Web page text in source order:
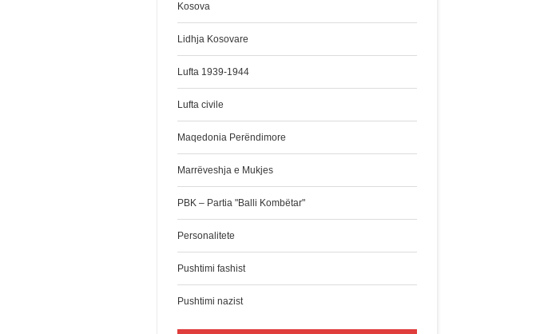
Kosova
Lidhja Kosovare
Lufta 1939-1944
Lufta civile
Maqedonia Perëndimore
Marrëveshja e Mukjes
PBK – Partia "Balli Kombëtar"
Personalitete
Pushtimi fashist
Pushtimi nazist